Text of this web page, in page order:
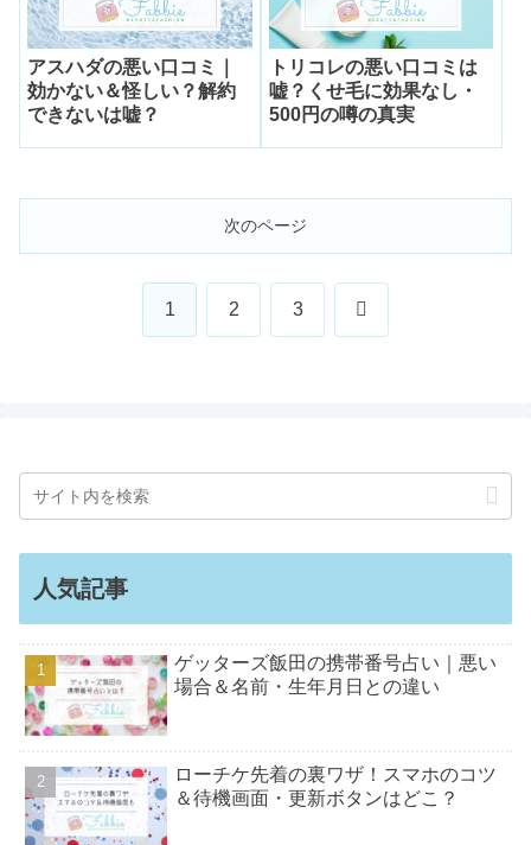
アスハダの悪い口コミ｜
効かない＆怪しい？解約
できないは嘘？
トリコレの悪い口コミは
嘘？くせ毛に効果なし・
500円の噂の真実
次のページ
1 2 3 次
人気記事
ゲッターズ飯田の携帯番号占い｜悪い
場合＆名前・生年月日との違い
ローチケ先着の裏ワザ！スマホのコツ
＆待機画面・更新ボタンはどこ？